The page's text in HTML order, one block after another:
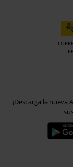
¡Descarga la